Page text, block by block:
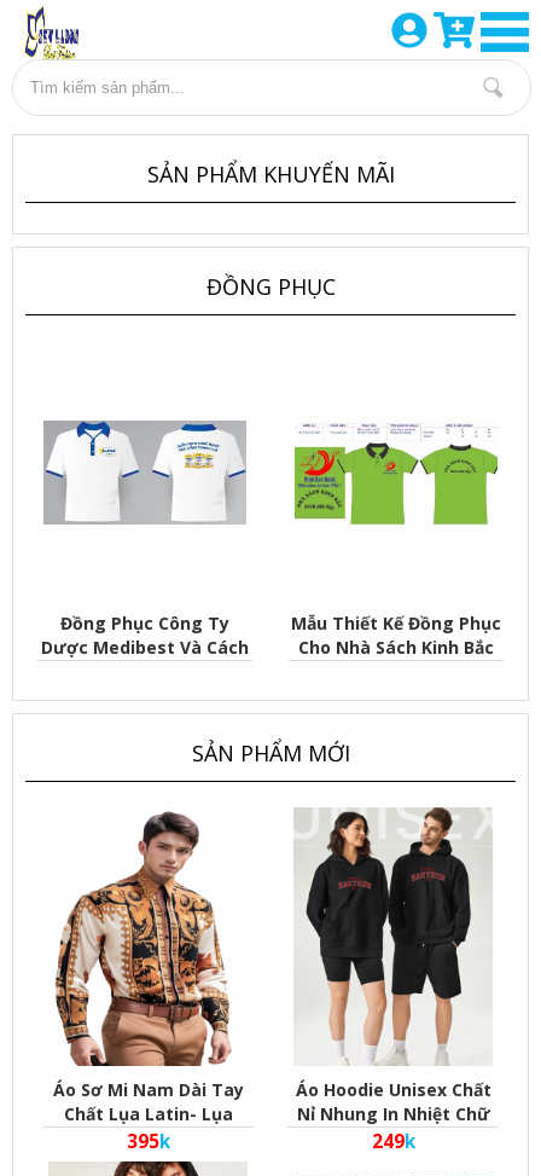
SẢN PHẨM KHUYẾN MÃI
ĐỒNG PHỤC
Đồng Phục Công Ty
Dược Medibest Và Cách
Mẫu Thiết Kế Đồng Phục
Cho Nhà Sách Kinh Bắc
SẢN PHẨM MỚI
Áo Sơ Mi Nam Dài Tay
Chất Lụa Latin- Lụa
Pháp Cao Cấp Nam Tính
Sang Trọng Lịch Lãm
395k
Áo Hoodie Unisex Chất
Nỉ Nhung In Nhiệt Chữ
Hauteur Phom Rộng
249k